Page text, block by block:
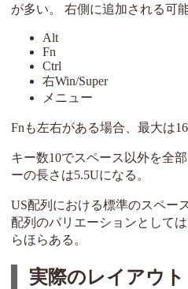
が多い。 右側に追加される可
Alt
Fn
Ctrl
右Win/Super
メニュー
Fnも左右がある場合、最大は16
キー数10でスペース以外を全
ーの長さは5.5Uになる。
US配列における標準のスペー
配列のバリエーションとして
らほらある。
実際のレイアウト